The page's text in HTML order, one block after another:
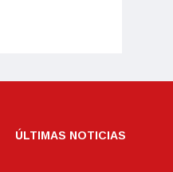
ÚLTIMAS NOTICIAS